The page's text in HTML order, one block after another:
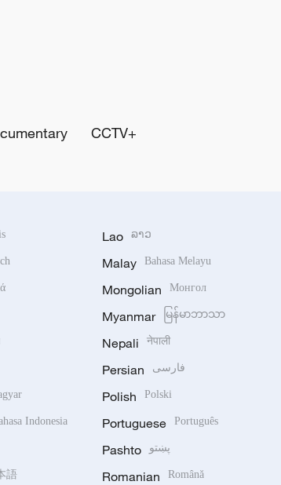
CCTV+
Indonesia
語
Lao ລາວ
Malay Bahasa Melayu
Mongolian Монгол
Myanmar မြန်မာဘာသာ
Nepali नेपाली
Persian فارسی
Polish Polski
Portuguese Português
Pashto پښتو
Romanian Română